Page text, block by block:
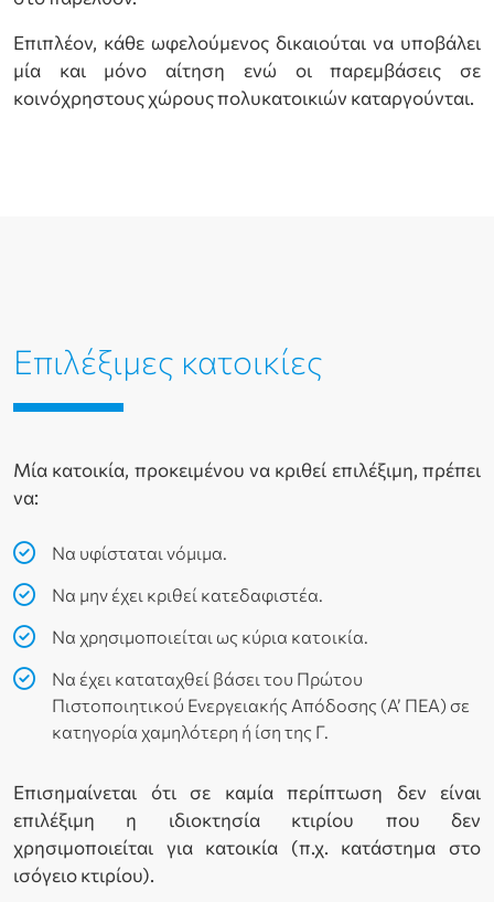
Επιπλέον, κάθε ωφελούμενος δικαιούται να υποβάλει
μία και μόνο αίτηση ενώ οι παρεμβάσεις σε
κοινόχρηστους χώρους πολυκατοικιών καταργούνται.
Επιλέξιμες κατοικίες
Μία κατοικία, προκειμένου να κριθεί επιλέξιμη, πρέπει
να:
Να υφίσταται νόμιμα.
Να μην έχει κριθεί κατεδαφιστέα.
Να χρησιμοποιείται ως κύρια κατοικία.
Να έχει καταταχθεί βάσει του Πρώτου
Πιστοποιητικού Ενεργειακής Απόδοσης (Α’ ΠΕΑ) σε
κατηγορία χαμηλότερη ή ίση της Γ.
Επισημαίνεται ότι σε καμία περίπτωση δεν είναι
επιλέξιμη η ιδιοκτησία κτιρίου που δεν
χρησιμοποιείται για κατοικία (π.χ. κατάστημα στο
ισόγειο κτιρίου).